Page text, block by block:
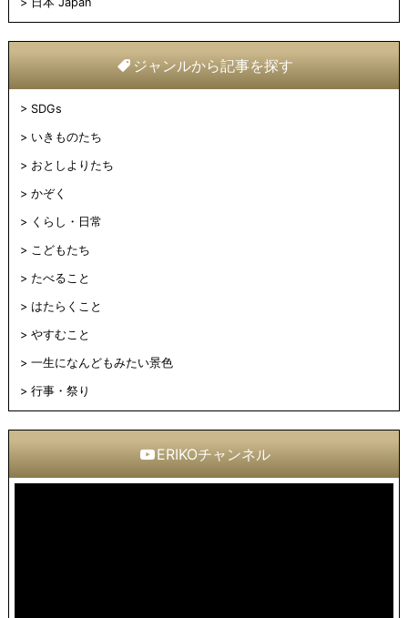
ジャンルから記事を探す
SDGs
いきものたち
おとしよりたち
かぞく
くらし・日常
こどもたち
たべること
はたらくこと
やすむこと
一生になんどもみたい景色
行事・祭り
ERIKOチャンネル